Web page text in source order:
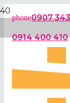
phone0907
0914 400 410